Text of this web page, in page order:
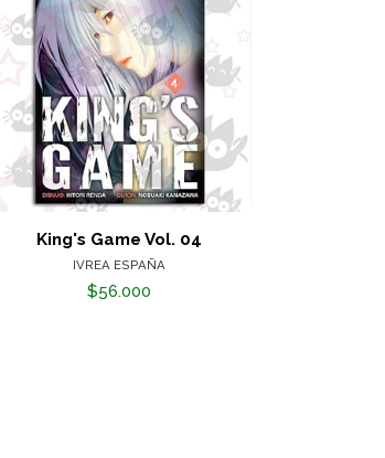
King's Game Vol. 04
IVREA ESPAÑA
$56.000